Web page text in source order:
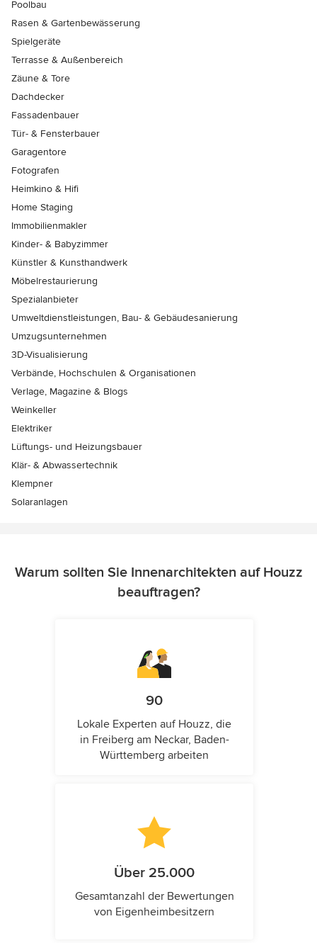
Poolbau
Rasen & Gartenbewässerung
Spielgeräte
Terrasse & Außenbereich
Zäune & Tore
Dachdecker
Fassadenbauer
Tür- & Fensterbauer
Garagentore
Fotografen
Heimkino & Hifi
Home Staging
Immobilienmakler
Kinder- & Babyzimmer
Künstler & Kunsthandwerk
Möbelrestaurierung
Spezialanbieter
Umweltdienstleistungen, Bau- & Gebäudesanierung
Umzugsunternehmen
3D-Visualisierung
Verbände, Hochschulen & Organisationen
Verlage, Magazine & Blogs
Weinkeller
Elektriker
Lüftungs- und Heizungsbauer
Klär- & Abwassertechnik
Klempner
Solaranlagen
Warum sollten Sie Innenarchitekten auf Houzz
beauftragen?
90
Lokale Experten auf Houzz, die
in Freiberg am Neckar, Baden-
Württemberg arbeiten
Über 25.000
Gesamtanzahl der Bewertungen
von Eigenheimbesitzern